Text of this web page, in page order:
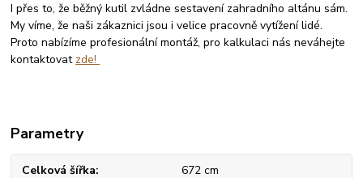
I přes to, že běžný kutil zvládne sestavení zahradního altánu sám.
My víme, že naši zákaznici jsou i velice pracovně vytížení lidé.
Proto nabízíme profesionální montáž, pro kalkulaci nás neváhejte
kontaktovat zde!
Parametry
Celková šířka 672 cm